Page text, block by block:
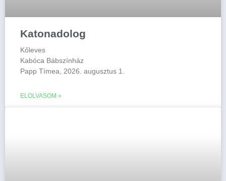
Katonadolog
Kőleves
Kabóca Bábszínház
Papp Tímea, 2026. augusztus 1.
ELOLVASOM »